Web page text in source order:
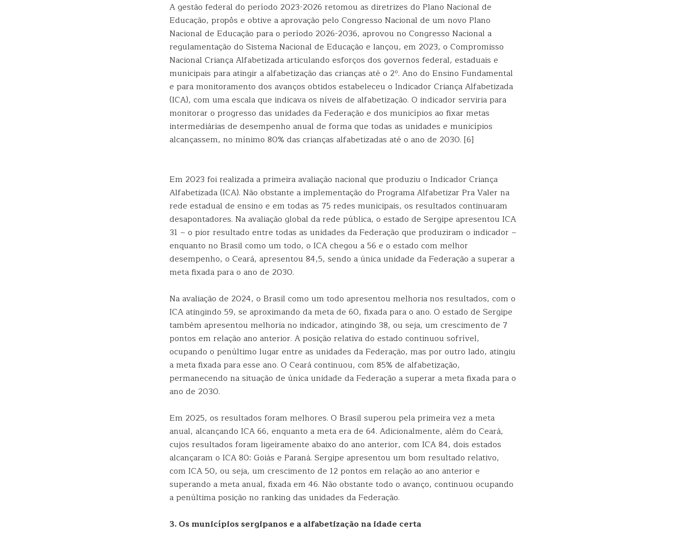
A gestão federal do período 2023-2026 retomou as diretrizes do Plano Nacional de
Educação, propôs e obtive a aprovação pelo Congresso Nacional de um novo Plano
Nacional de Educação para o período 2026-2036, aprovou no Congresso Nacional a
regulamentação do Sistema Nacional de Educação e lançou, em 2023, o Compromisso
Nacional Criança Alfabetizada articulando esforços dos governos federal, estaduais e
municipais para atingir a alfabetização das crianças até o 2º. Ano do Ensino Fundamental
e para monitoramento dos avanços obtidos estabeleceu o Indicador Criança Alfabetizada
(ICA), com uma escala que indicava os níveis de alfabetização. O indicador serviria para
monitorar o progresso das unidades da Federação e dos municípios ao fixar metas
intermediárias de desempenho anual de forma que todas as unidades e municípios
alcançassem, no mínimo 80% das crianças alfabetizadas até o ano de 2030. [6]
Em 2023 foi realizada a primeira avaliação nacional que produziu o Indicador Criança
Alfabetizada (ICA). Não obstante a implementação do Programa Alfabetizar Pra Valer na
rede estadual de ensino e em todas as 75 redes municipais, os resultados continuaram
desapontadores. Na avaliação global da rede pública, o estado de Sergipe apresentou ICA
31 – o pior resultado entre todas as unidades da Federação que produziram o indicador –
enquanto no Brasil como um todo, o ICA chegou a 56 e o estado com melhor
desempenho, o Ceará, apresentou 84,5, sendo a única unidade da Federação a superar a
meta fixada para o ano de 2030.
Na avaliação de 2024, o Brasil como um todo apresentou melhoria nos resultados, com o
ICA atingindo 59, se aproximando da meta de 60, fixada para o ano. O estado de Sergipe
também apresentou melhoria no indicador, atingindo 38, ou seja, um crescimento de 7
pontos em relação ano anterior. A posição relativa do estado continuou sofrível,
ocupando o penúltimo lugar entre as unidades da Federação, mas por outro lado, atingiu
a meta fixada para esse ano. O Ceará continuou, com 85% de alfabetização,
permanecendo na situação de única unidade da Federação a superar a meta fixada para o
ano de 2030.
Em 2025, os resultados foram melhores. O Brasil superou pela primeira vez a meta
anual, alcançando ICA 66, enquanto a meta era de 64. Adicionalmente, além do Ceará,
cujos resultados foram ligeiramente abaixo do ano anterior, com ICA 84, dois estados
alcançaram o ICA 80: Goiás e Paraná. Sergipe apresentou um bom resultado relativo,
com ICA 50, ou seja, um crescimento de 12 pontos em relação ao ano anterior e
superando a meta anual, fixada em 46. Não obstante todo o avanço, continuou ocupando
a penúltima posição no ranking das unidades da Federação.
3. Os municípios sergipanos e a alfabetização na idade certa